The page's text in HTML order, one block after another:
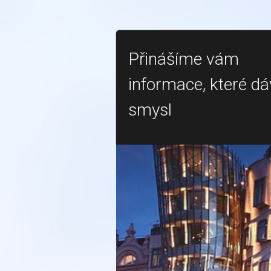
Přinášíme vám
informace, které
smysl